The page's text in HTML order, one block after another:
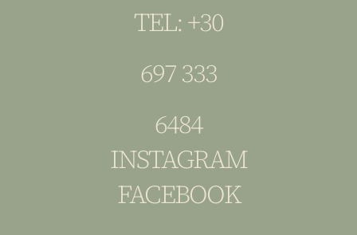
TEL: +30
697 333
6484
INSTAGRAM
FACEBOOK